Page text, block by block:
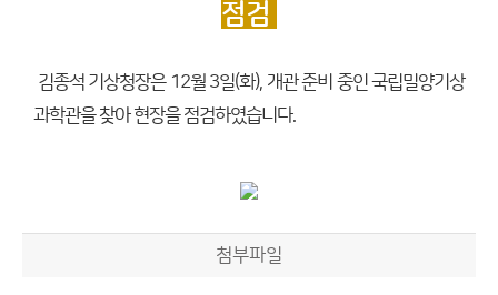
점검
김종석 기상청장은 12월 3일(화), 개관 준비 중인 국립밀양기상
과학관을 찾아 현장을 점검하였습니다.
첨부파일